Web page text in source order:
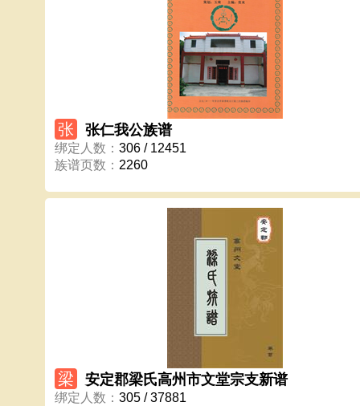
张 张仁我公族谱
绑定人数 ： 306 / 12451
族谱页数 ： 2260
梁 安定郡梁氏高州市文堂宗支新谱
绑定人数 ： 305 / 37881